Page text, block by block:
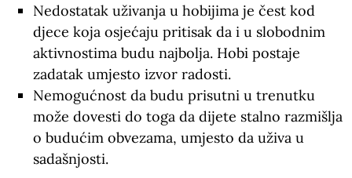
Nedostatak uživanja u hobijima je čest kod
djece koja osjećaju pritisak da i u slobodnim
aktivnostima budu najbolja. Hobi postaje
zadatak umjesto izvor radosti.
Nemogućnost da budu prisutni u trenutku
može dovesti do toga da dijete stalno razmišlja
o budućim obvezama, umjesto da uživa u
sadašnjosti.